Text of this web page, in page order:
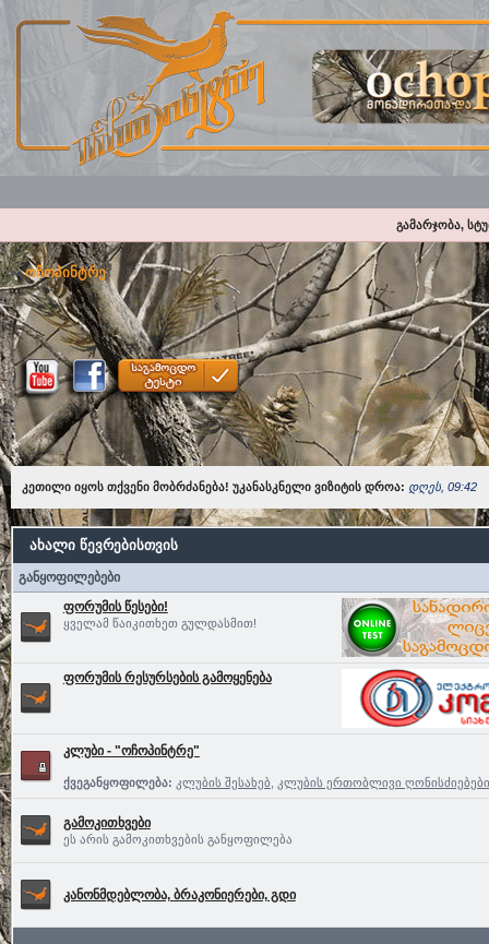
გამარჯობა,
ოჩოპინტრე
კეთილი იყოს თქვენი მობრძანება! უკანასკნელი ვიზიტის დროა: დღეს, 09:42
ახალი წევრებისთვის
განყოფილებები
ფორუმის წესები!
ყველამ წაიკითხეთ გულდასმით!
ფორუმის რესურსების გამოყენება
კლუბი - "ოჩოპინტრე"
ქვეგანყოფილება: კლუბის შესახებ კლუბის ერთობლივი ღონისძიებები
გამოკითხვები
ეს არის გამოკითხვების განყოფილება
კანონმდებლობა, ბრაკონიერები, გდი